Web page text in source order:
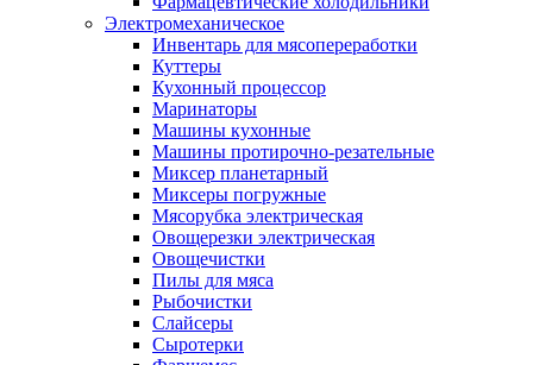
Электромеханическое
Инвентарь для мясопереработки
Куттеры
Кухонный процессор
Маринаторы
Машины кухонные
Машины протирочно-резательные
Миксер планетарный
Миксеры погружные
Мясорубка электрическая
Овощерезки электрическая
Овощечистки
Пилы для мяса
Рыбочистки
Слайсеры
Сыротерки